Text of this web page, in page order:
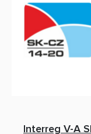
Interreg V-A